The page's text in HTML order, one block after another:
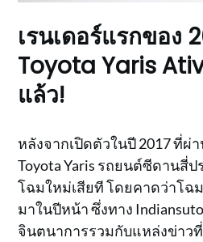
เรนเดอร์แรกของ
Toyota Yaris
แล้ว!
หลังจากเปิดตัวในปี 2017 ที่ผ่
Toyota Yaris รถยนต์ซีดานสี่
โฉมใหม่เสียที โดยคาดว่าโฉ
มาในปีหน้า ซึ่งทาง
จินตนาการรวมกับแหล่งข่าว